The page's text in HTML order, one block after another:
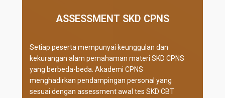
ASSESSMENT SKD CPNS
Setiap peserta mempunyai keunggulan dan
kekurangan alam pemahaman materi SKD CPNS
yang berbeda-beda. Akademi CPNS
menghadirkan pendampingan personal yang
sesuai dengan assessment awal tes SKD CBT